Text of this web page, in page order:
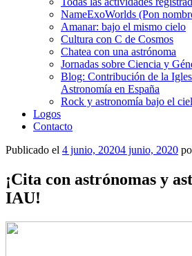
NameExoWorlds (Pon
Amanar: bajo el mismo cielo
Cultura con C de Cosmos
Chatea con una astrónoma
Jornadas sobre Ciencia y
Blog: Contribución de la
Astronomía en España
Rock y astronomía bajo el
Logos
Contacto
Publicado el 4 junio, 20204 junio, 2020
¡Cita con astrónomas y
IAU!